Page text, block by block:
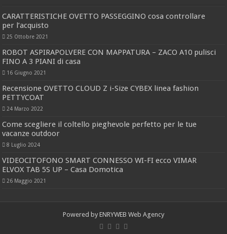
CARATTERISTICHE OVETTO PASSEGGINO cosa controllare
per l’acquisto
25 Ottobre 2021
ROBOT ASPIRAPOLVERE CON MAPPATURA – ZACO A10 pulisci
FINO A 3 PIANI di casa
16 Giugno 2021
Recensione OVETTO CLOUD Z i-Size CYBEX linea fashion
PETTYCOAT
24 Marzo 2022
Come scegliere il coltello pieghevole perfetto per le tue
vacanze outdoor
8 Luglio 2024
VIDEOCITOFONO SMART CONNESSO WI-FI ecco VIMAR
ELVOX TAB 5S UP – Casa Domotica
26 Maggio 2021
Powered by ENRYWEB Web Agency